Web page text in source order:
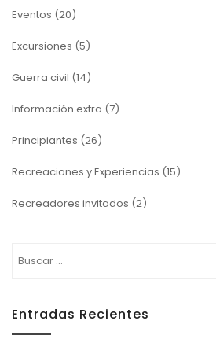
Eventos (20)
Excursiones (5)
Guerra civil (14)
Información extra (7)
Principiantes (26)
Recreaciones y Experiencias (15)
Recreadores invitados (2)
Entradas Recientes